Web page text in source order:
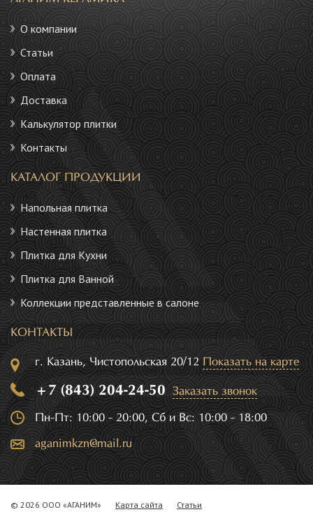
О компании
Статьи
Оплата
Доставка
Калькулятор плитки
Контакты
КАТАЛОГ ПРОДУКЦИИ
Напольная плитка
Настенная плитка
Плитка для Кухни
Плитка для Ванной
Коллекции представленные в салоне
КОНТАКТЫ
г. Казань, Чистопольская 20/12 Показать на карте
+7 (843) 204-24-50 Заказать звонок
Пн-Пт: 10:00 - 20:00, Сб и Вс: 10:00 - 18:00
aganimkzn@mail.ru
© 2026 ООО «АГАНИМ» Карта сайта Статьи